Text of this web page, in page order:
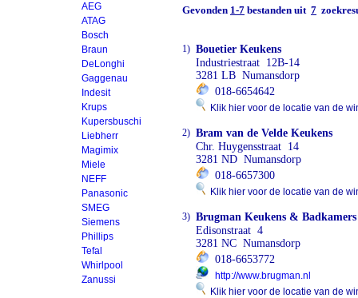
AEG
ATAG
Bosch
Braun
DeLonghi
Gaggenau
Indesit
Krups
Kupersbuschi
Liebherr
Magimix
Miele
NEFF
Panasonic
SMEG
Siemens
Phillips
Tefal
Whirlpool
Zanussi
Gevonden 1-7 bestanden uit 7
1) Bouetier Keukens
Industriestraat 12B-14
3281 LB Numansdorp
018-6654642
Klik hier voor de locatie van de
2) Bram van de Velde Keukens
Chr. Huygensstraat 14
3281 ND Numansdorp
018-6657300
Klik hier voor de locatie van de
3) Brugman Keukens & Badkamers
Edisonstraat 4
3281 NC Numansdorp
018-6653772
http://www.brugman.nl
Klik hier voor de locatie van de